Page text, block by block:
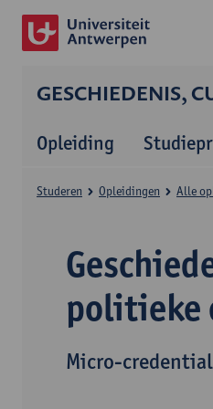
GESCHIEDENIS,
Opleiding
politieke
Micro-credential
Studeren Opleidingen Alle